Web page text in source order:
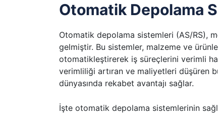
Otomatik Depolama
Otomatik depolama sistemleri (AS/RS),
gelmiştir. Bu sistemler, malzeme ve
otomatikleştirerek iş süreçlerini verimli
verimliliği artıran ve maliyetleri düşüren
dünyasında rekabet avantajı sağlar.
İşte otomatik depolama sistemlerinin